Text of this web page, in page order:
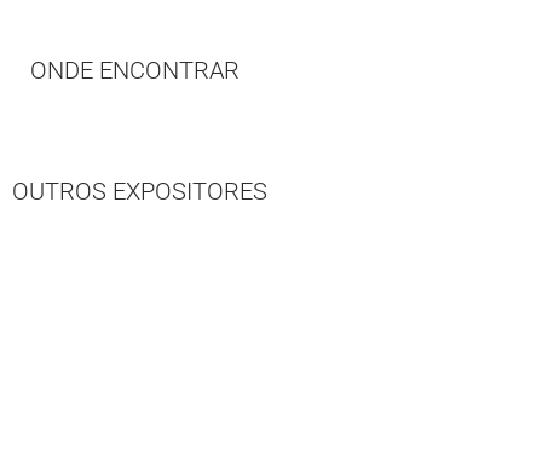
ONDE ENCONTRAR
OUTROS EXPOSITORES